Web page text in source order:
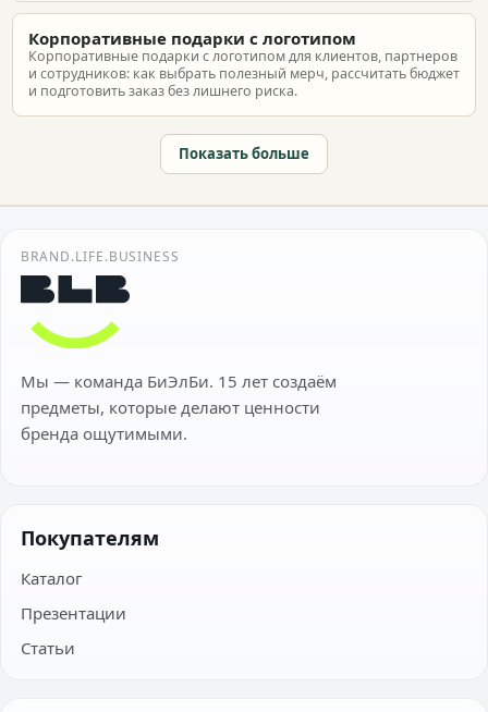
Корпоративные подарки с логотипом
Корпоративные подарки с логотипом для клиентов, партнеров
и сотрудников: как выбрать полезный мерч, рассчитать бюджет
и подготовить заказ без лишнего риска.
Показать больше
BRAND.LIFE.BUSINESS
Мы — команда БиЭлБи. 15 лет создаём
предметы, которые делают ценности
бренда ощутимыми.
Покупателям
Каталог
Презентации
Статьи